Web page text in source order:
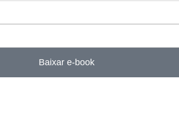
Baixar e-book